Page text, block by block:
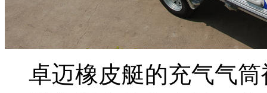
卓迈橡皮艇的充气气